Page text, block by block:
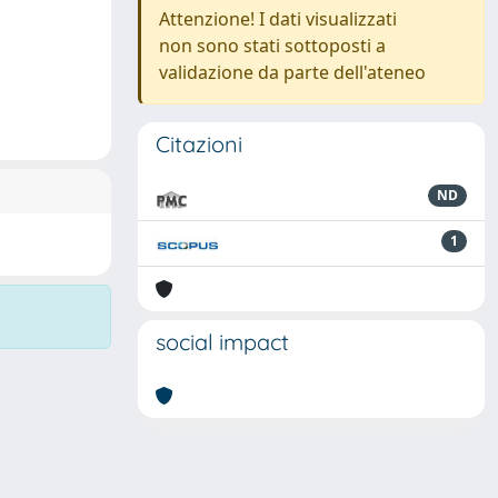
Attenzione! I dati visualizzati
non sono stati sottoposti a
validazione da parte dell'ateneo
Citazioni
ND
1
social impact